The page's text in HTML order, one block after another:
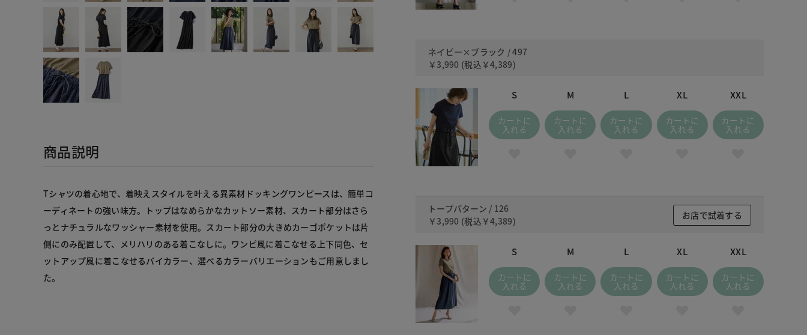
商品説明
Tシャツの着心地で、着映えスタイルを叶える異素材ドッキングワンピースは、簡単コ
ーディネートの強い味方。トップはなめらかなカットソー素材、スカート部分はさら
っとナチュラルなワッシャー素材を使用。スカート部分の大きめカーゴポケットは片
側にのみ配置して、メリハリのある着こなしに。ワンピ風に着こなせる上下同色、セ
ットアップ風に着こなせるバイカラー、選べるカラーバリエーションもご用意しまし
た。
ネイビー×ブラック / 497
￥3,990 (税込 ￥4,389)
S
カートに
入れる
M
カートに
入れる
L
カートに
入れる
XL
カートに
入れる
XXL
カートに
入れる
トープパターン / 126
￥3,990 (税込 ￥4,389)
お店で試着する
S
カートに
入れる
M
カートに
入れる
L
カートに
入れる
XL
カートに
入れる
XXL
カートに
入れる